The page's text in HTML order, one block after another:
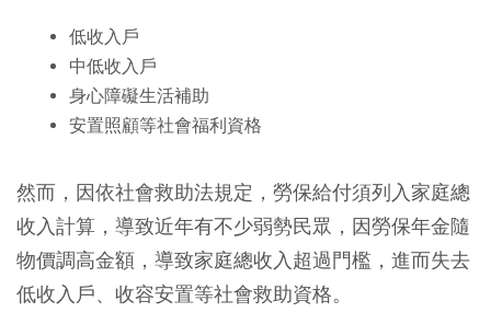
低收入戶
中低收入戶
身心障礙生活補助
安置照顧等社會福利資格
然而，因依社會救助法規定，勞保給付須列入家庭總
收入計算，導致近年有不少弱勢民眾，因勞保年金隨
物價調高金額，導致家庭總收入超過門檻，進而失去
低收入戶、收容安置等社會救助資格。